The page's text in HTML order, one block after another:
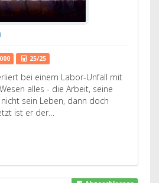
25/25
bei einem Labor-Unfall mit
alles - die Arbeit, seine
sein Leben, dann doch
ist er der…